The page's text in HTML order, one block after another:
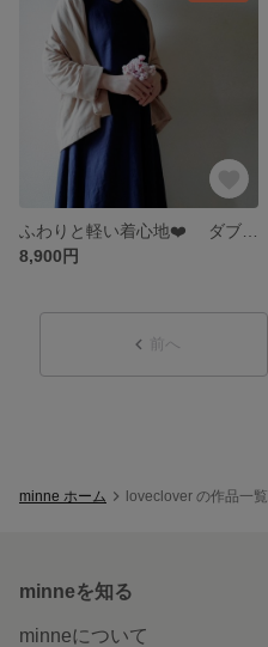
8,900円
前へ
minne ホーム loveclover の作品一覧
minneを知る
minneについて